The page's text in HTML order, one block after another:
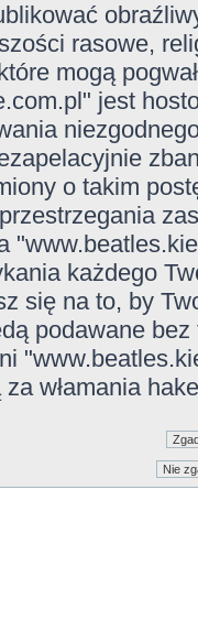
rasowe,
mogą
jest
o takim
każdego
się na to, by
podawane
włamania